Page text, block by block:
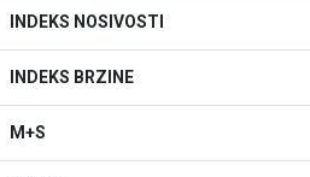
INDEKS NOSIVOSTI
INDEKS BRZINE
M+S